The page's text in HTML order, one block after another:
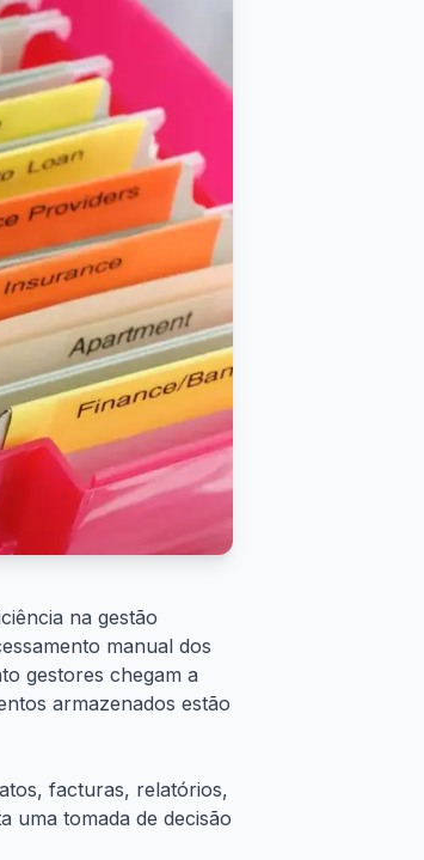
na gestão
manual dos
gestores chegam a
armazenados estão
facturas, relatórios,
uma tomada de decisão